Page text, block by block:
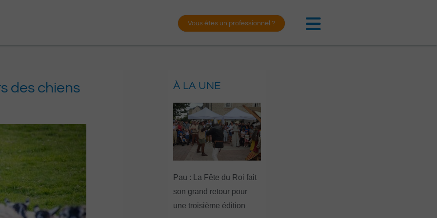
Vous êtes un professionnel ?
des chiens
À LA UNE
Pau : La Fête du Roi fait
son grand retour pour
une troisième édition